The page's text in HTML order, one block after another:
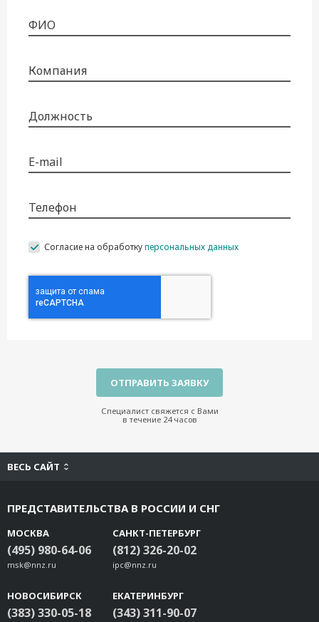
ФИО
Компания
Должность
E-mail
Телефон
Согласие на обработкуперсональных данных
Специалист свяжется с Вами
в течение 24 часов
ВЕСЬ САЙТ
ПРЕДСТАВИТЕЛЬСТВА В РОССИИ И СНГ
МОСКВА
(495) 980-64-06
msk@nnz.ru
САНКТ-ПЕТЕРБУРГ
(812) 326-20-02
ipc@nnz.ru
НОВОСИБИРСК
(383) 330-05-18
ЕКАТЕРИНБУРГ
(343) 311-90-07